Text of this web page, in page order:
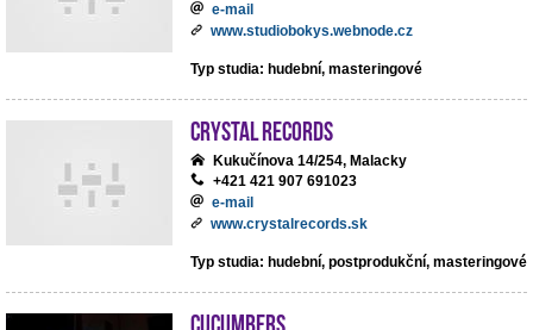
e-mail
www.studiobokys.webnode.cz
Typ studia: hudební, masteringové
Crystal Records
Kukučínova 14/254, Malacky
+421 421 907 691023
e-mail
www.crystalrecords.sk
Typ studia: hudební, postprodukční, masteringové
cucumbers